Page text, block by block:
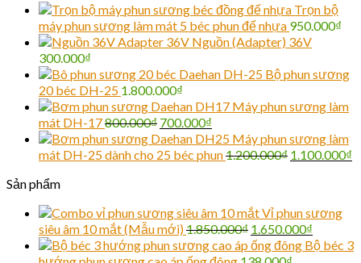
Trọn bộ
máy phun sương làm mát 5 béc phun đế nhựa 950.000₫
Nguồn (Adapter) 36V
300.000₫
Bộ phun sương
20 béc DH-25 1.800.000₫
Máy phun sương làm
mát DH-17800.000₫ 700.000₫
Máy phun sương làm
mát DH-25 dành cho 25 béc phun1.200.000₫ 1.100.000₫
Sản phẩm
Vỉ phun sương
siêu âm 10 mắt (Mẫu mới)1.850.000₫ 1.650.000₫
Bộ béc 3